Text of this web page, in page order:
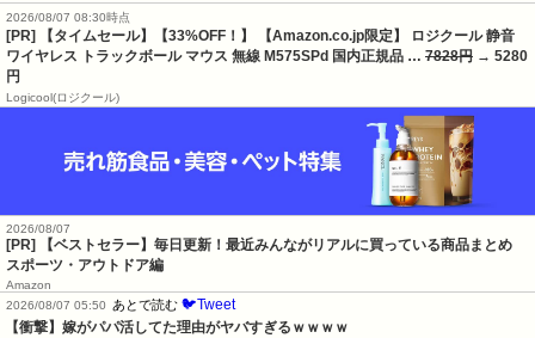
2026/08/07 08:30時点
[PR] 【タイムセール】【33%OFF！】 【Amazon.co.jp限定】 ロジクール 静音
ワイヤレス トラックボール マウス 無線 M575SPd 国内正規品 … 7828円 → 5280
円
Logicool(ロジクール)
2026/08/07
[PR] 【ベストセラー】毎日更新！最近みんながリアルに買っている商品まとめ
スポーツ・アウトドア編
Amazon
2026/08/07 05:50
あとで読む 🐦Tweet
【衝撃】嫁がパパ活してた理由がヤバすぎるｗｗｗｗ